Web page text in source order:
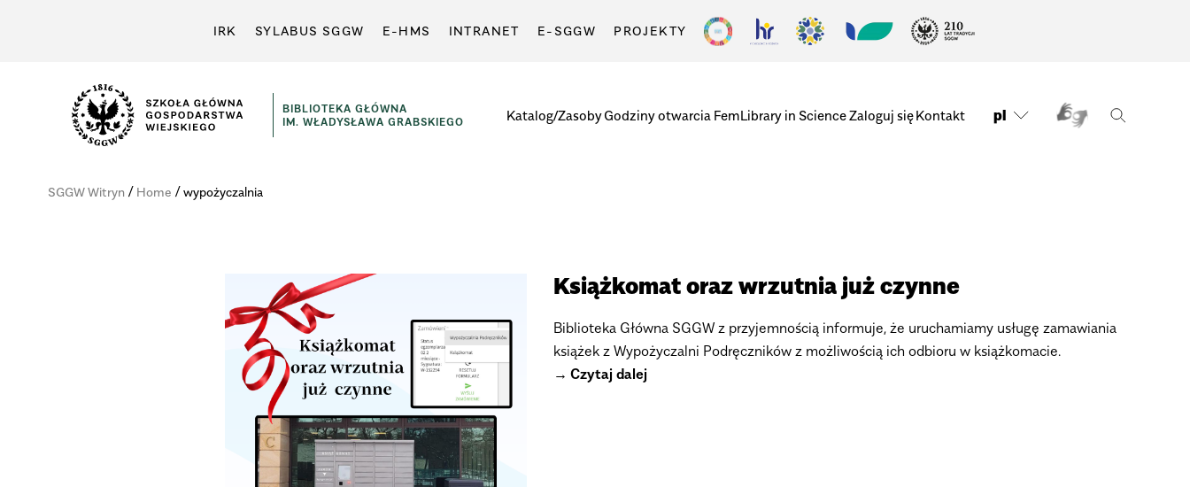
IRK SYLABUS SGGW E-HMS INTRANET E-SGGW PROJEKTY
Gospodarstwa
BIBLIOTEKA GŁÓWNA
IM. WŁADYSŁAWA GRABSKIEGO
Katalog/ZasobyGodziny otwarcia FemLibrary in ScienceZaloguj sięKontakt pl
SGGW Witryn/ Home /wypożyczalnia
Książkomat oraz wrzutnia już czynne
Biblioteka Główna SGGW z przyjemnością informuje, że uruchamiamy usługę zamawiania
książek z Wypożyczalni Podręczników z możliwością ich odbioru w książkomacie.
Czytaj dalej